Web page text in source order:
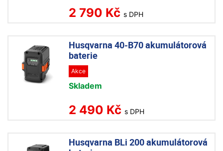
2 790 Kč s DPH
Husqvarna 40-B70 akumulátorová
baterie
Akce
Skladem
2 490 Kč s DPH
Husqvarna BLi 200 akumulátorová